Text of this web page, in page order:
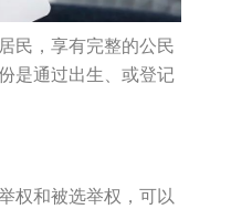
民，享有完整的公民
是通过出生、或登记
权和被选举权，可以